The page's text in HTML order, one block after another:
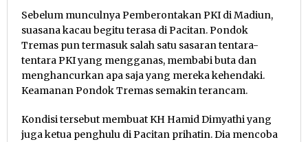
Sebelum munculnya Pemberontakan PKI di Madiun,
suasana kacau begitu terasa di Pacitan. Pondok
Tremas pun termasuk salah satu sasaran tentara-
tentara PKI yang mengganas, membabi buta dan
menghancurkan apa saja yang mereka kehendaki.
Keamanan Pondok Tremas semakin terancam.
Kondisi tersebut membuat KH Hamid Dimyathi yang
juga ketua penghulu di Pacitan prihatin. Dia mencoba